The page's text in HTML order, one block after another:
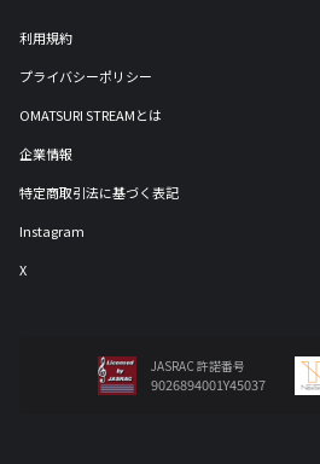
利用規約
プライバシーポリシー
OMATSURI STREAMとは
企業情報
特定商取引法に基づく表記
Instagram
X
JASRAC 許諾番号
9026894001Y45037